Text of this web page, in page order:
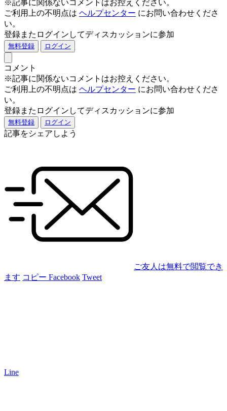
※記事に関係ないコメントはお控えください。
ご利用上の不明点は ヘルプセンター にお問い合わせくださ
い。
登録またログインしてディスカッションに参加
無料登録 ログイン
コメント
※記事に関係ないコメントはお控えください。
ご利用上の不明点は ヘルプセンター にお問い合わせくださ
い。
登録またログインしてディスカッションに参加
無料登録 ログイン
記事をシェアしよう
ご友人は無料で閲覧でき
ます コピー Facebook Tweet
Line